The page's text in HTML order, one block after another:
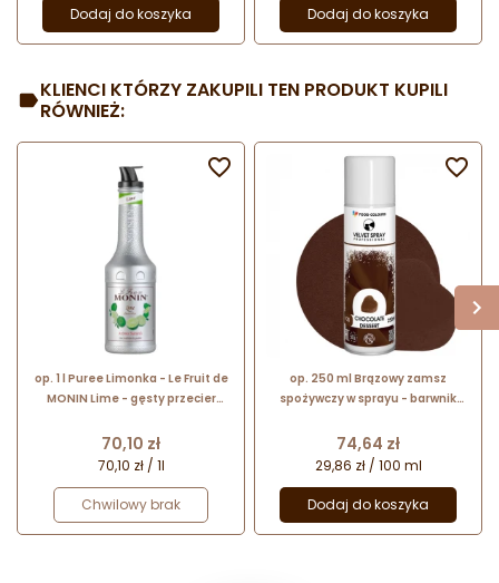
Dodaj do koszyka Dodaj do koszyka
KLIENCI KTÓRZY ZAKUPILI TEN PRODUKT KUPILI
RÓWNIEŻ:
op. 1 l Puree Limonka - Le Fruit de
MONIN Lime - gęsty przecier
Cena
70,10 zł
70,10 zł / 1l
Chwilowy brak

op. 250 ml Brązowy zamsz
spożywczy w sprayu - barwnik
V35 Food Colours
Cena
74,64 zł
29,86 zł / 100 ml
Dodaj do koszyka
